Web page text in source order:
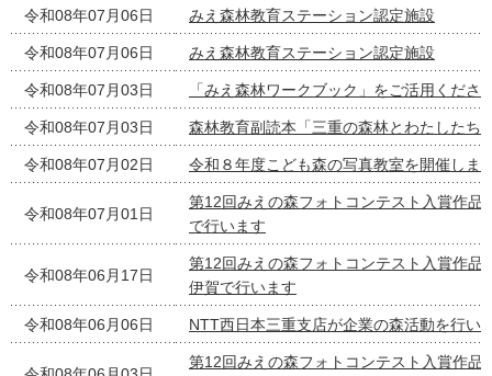
令和08年07月06日 みえ森林教育ステーション認定施設
令和08年07月06日 みえ森林教育ステーション認定施設
令和08年07月03日 「みえ森林ワークブック」をご活用くださ
令和08年07月03日 森林教育副読本「三重の森林とわたしたち
令和08年07月02日 令和８年度こども森の写真教室を開催しま
令和08年07月01日
第12回みえの森フォトコンテスト入賞作品
で行います
令和08年06月17日
第12回みえの森フォトコンテスト入賞作品
伊賀で行います
令和08年06月06日 NTT西日本三重支店が企業の森活動を行い
第12回みえの森フォトコンテスト入賞作品